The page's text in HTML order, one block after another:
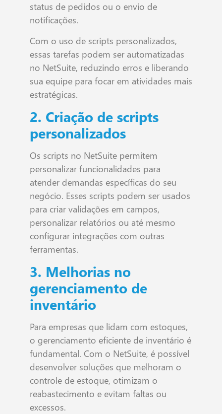
status de pedidos ou o envio de
notificações.
Com o uso de scripts personalizados,
essas tarefas podem ser automatizadas
no NetSuite, reduzindo erros e liberando
sua equipe para focar em atividades mais
estratégicas.
2. Criação de scripts
personalizados
Os scripts no NetSuite permitem
personalizar funcionalidades para
atender demandas específicas do seu
negócio. Esses scripts podem ser usados
para criar validações em campos,
personalizar relatórios ou até mesmo
configurar integrações com outras
ferramentas.
3. Melhorias no
gerenciamento de
inventário
Para empresas que lidam com estoques,
o gerenciamento eficiente de inventário é
fundamental. Com o NetSuite, é possível
desenvolver soluções que melhoram o
controle de estoque, otimizam o
reabastecimento e evitam faltas ou
excessos.